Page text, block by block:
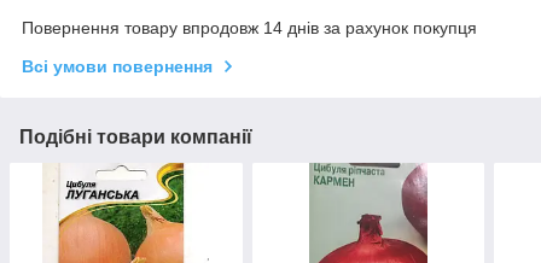
Повернення товару впродовж 14 днів за рахунок покупця
Всі умови повернення
Подібні товари компанії